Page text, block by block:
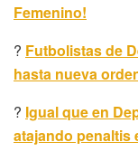
Femenino!
? Futbolistas de
hasta nueva
? Igual que en
atajando penaltis